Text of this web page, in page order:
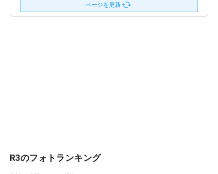
ページを更新
R3のフォトランキング